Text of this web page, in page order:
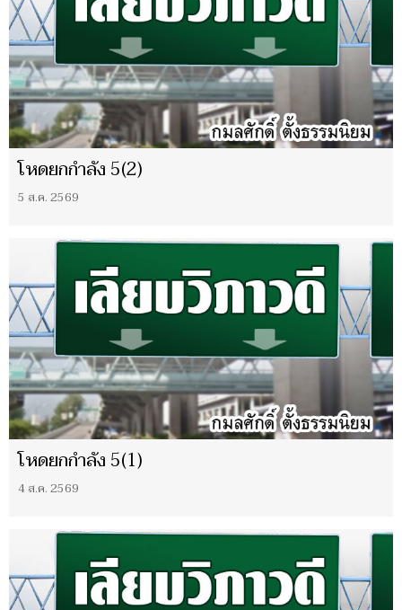
โหดยกกำลัง 5(2)
5 ส.ค. 2569
โหดยกกำลัง 5(1)
4 ส.ค. 2569